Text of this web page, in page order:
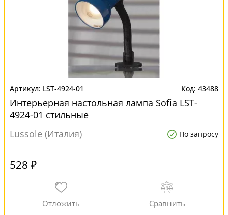
LST-4924-01 43488
Интерьерная настольная лампа Sofia LST-
4924-01 стильные
Lussole (Италия)
По запросу
528 ₽